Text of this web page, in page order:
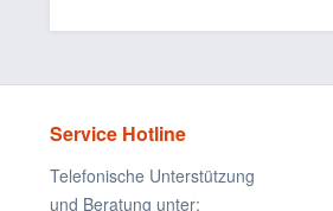
Service Hotline
Telefonische Unterstützung
und Beratung unter: